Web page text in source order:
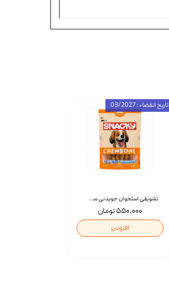
تشویقی استخوان جویدنی سگ اسنکی کرانچی با طعم مرغ Snacky Crunchy Munchy وزن 100 گرم
۵۵۰,۰۰۰ تومان
افزودن
تاریخ انقضاء : 03/2027